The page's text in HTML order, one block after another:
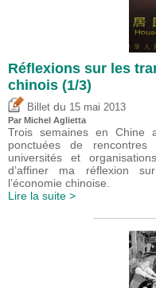
Réflexions sur les
chinois (1/3)
Billet du 15 mai 2013
Par Michel Aglietta
Trois semaines en Chine
ponctuées de
universités et
d’affiner ma réflexion
l’économie chinoise.
Lire la suite >